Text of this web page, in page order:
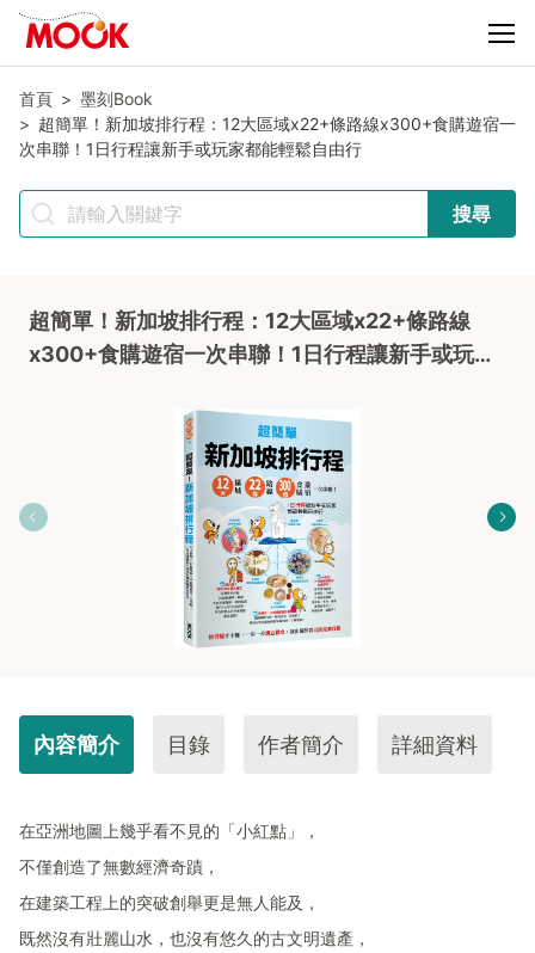
首頁
墨刻Book
超簡單！新加坡排行程：12大區域x22+條路線x300+食購遊宿一
次串聯！1日行程讓新手或玩家都能輕鬆自由行
搜尋
超簡單！新加坡排行程：12大區域x22+條路線
x300+食購遊宿一次串聯！1日行程讓新手或玩家
內容簡介 目錄 作者簡介 詳細資料
在亞洲地圖上幾乎看不見的「小紅點」，
不僅創造了無數經濟奇蹟，
在建築工程上的突破創舉更是無人能及，
既然沒有壯麗山水，也沒有悠久的古文明遺產，